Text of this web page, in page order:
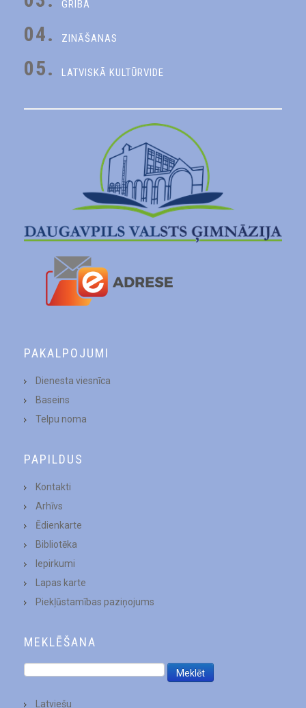
GRIBA
04. ZINĀŠANAS
05. LATVISKĀ KULTŪRVIDE
PAKALPOJUMI
Dienesta viesnīca
Baseins
Telpu noma
PAPILDUS
Kontakti
Arhīvs
Ēdienkarte
Bibliotēka
Iepirkumi
Lapas karte
Piekļūstamības paziņojums
MEKLĒŠANA
Latviešu